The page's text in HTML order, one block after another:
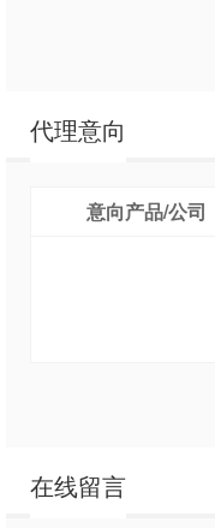
代理意向
意向产品/公司
在线留言